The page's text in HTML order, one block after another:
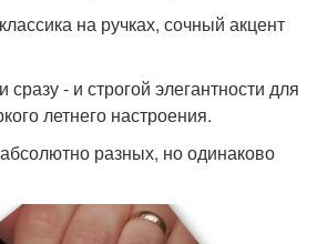
на ручках, сочный акцент
сразу - и строгой элегантности для
летнего настроения.
разных, но одинаково